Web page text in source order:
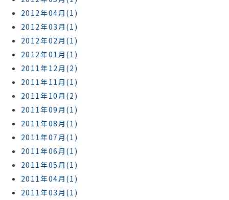
2012年04月(1)
2012年03月(1)
2012年02月(1)
2012年01月(1)
2011年12月(2)
2011年11月(1)
2011年10月(2)
2011年09月(1)
2011年08月(1)
2011年07月(1)
2011年06月(1)
2011年05月(1)
2011年04月(1)
2011年03月(1)